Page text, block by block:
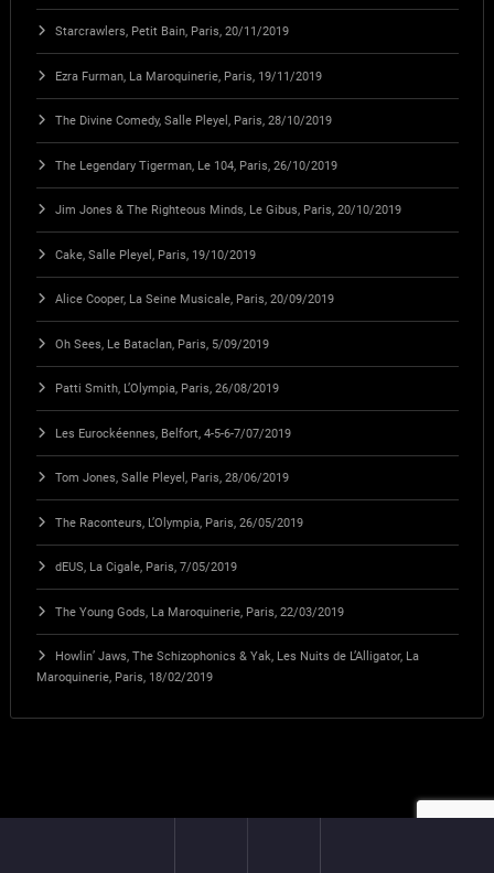
Starcrawlers, Petit Bain, Paris, 20/11/2019
Ezra Furman, La Maroquinerie, Paris, 19/11/2019
The Divine Comedy, Salle Pleyel, Paris, 28/10/2019
The Legendary Tigerman, Le 104, Paris, 26/10/2019
Jim Jones & The Righteous Minds, Le Gibus, Paris, 20/10/2019
Cake, Salle Pleyel, Paris, 19/10/2019
Alice Cooper, La Seine Musicale, Paris, 20/09/2019
Oh Sees, Le Bataclan, Paris, 5/09/2019
Patti Smith, L’Olympia, Paris, 26/08/2019
Les Eurockéennes, Belfort, 4-5-6-7/07/2019
Tom Jones, Salle Pleyel, Paris, 28/06/2019
The Raconteurs, L’Olympia, Paris, 26/05/2019
dEUS, La Cigale, Paris, 7/05/2019
The Young Gods, La Maroquinerie, Paris, 22/03/2019
Howlin’ Jaws, The Schizophonics & Yak, Les Nuits de L’Alligator, La
Maroquinerie, Paris, 18/02/2019